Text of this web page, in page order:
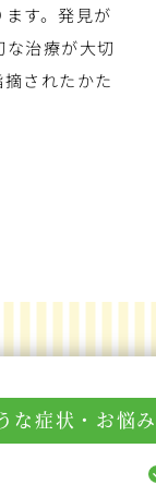
す。発見が
治療が大切
されたかた
な症状・お悩